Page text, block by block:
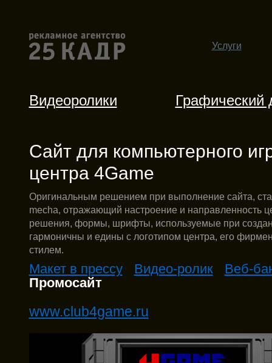
Услуги
Видеоролики Графический
Сайт для компьютерного
центра 4Game
Оригинальным решением при выполнение сайта,
mecha, отражающий настроение и направленность
решения, формы, шрифты, используемые при
гармоничны и едины с логотипом центра, его
стилем.
Макет в прессу Видео-ролик
Веб-
Промосайт
www.club4game.ru